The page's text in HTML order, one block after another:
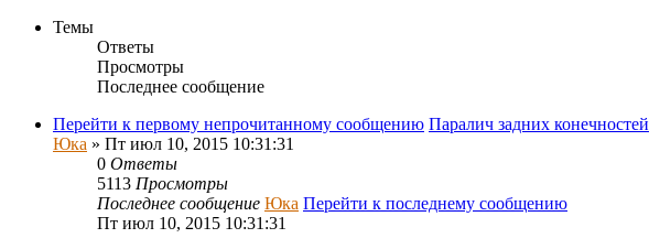
Темы
Ответы
Просмотры
Последнее сообщение
Перейти к первому непрочитанному сообщению Паралич задних конечностей
Юка » Пт июл 10, 2015 10:31:31
0 Ответы
5113 Просмотры
Последнее сообщение Юка Перейти к последнему сообщению
Пт июл 10, 2015 10:31:31